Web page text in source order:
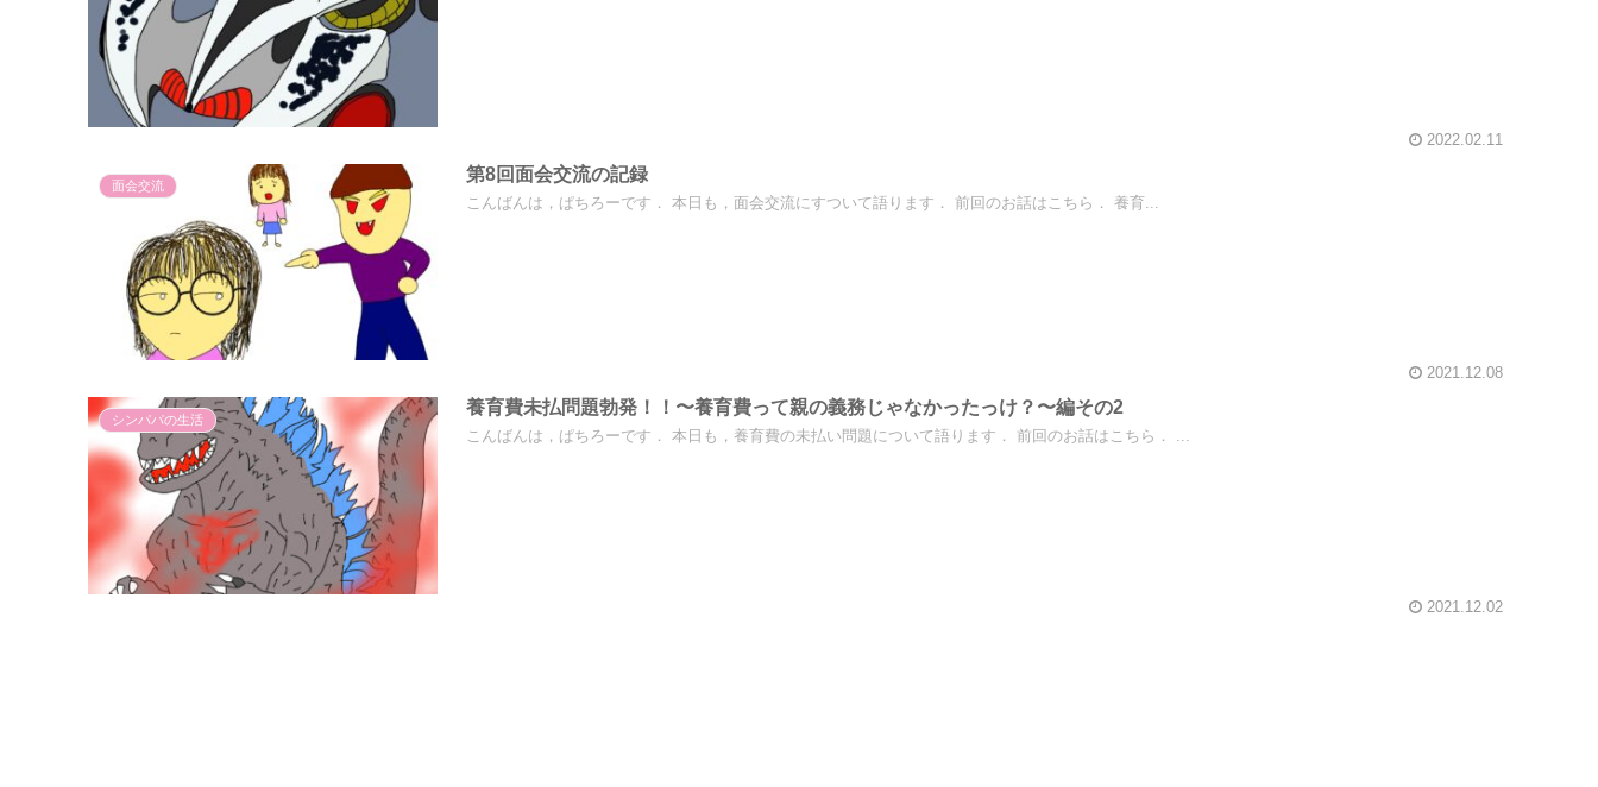
2022.02.11
面会交流
第8回面会交流の記録
こんばんは，ぱちろーです． 本日も，面会交流にすついて語ります． 前回のお話はこちら． 養育...
2021.12.08
シンパパの生活
養育費未払問題勃発！！〜養育費って親の義務じゃなかったっけ？〜編その2
こんばんは，ぱちろーです． 本日も，養育費の未払い問題について語ります． 前回のお話はこちら． ...
2021.12.02